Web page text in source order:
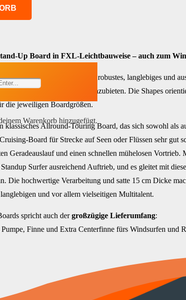
Warenkorb hinzugefügt.
Up Board in FXL-Leichtbauweise – auch zum
Pro Limit das Ziel, ein robustes, langlebiges und
zu einem guten Preis anzubieten. Die Shapes
die jeweiligen Boardgrößen.
klassisches Allround-Touring Board, das sich sowohl als
Board für Strecke auf Seen oder Flüssen sehr gut
Geradeauslauf und einen schnellen mühelosen Vortrieb.
Surfer ausreichend Auftrieb, und es gleitet mit
Die hochwertige Verarbeitung und satte 15 cm Dicke
und vor allem vielseitigen Multitalent.
spricht auch dergroßzügige Lieferumfang:
Finne und Extra Centerfinne fürs Windsurfen und